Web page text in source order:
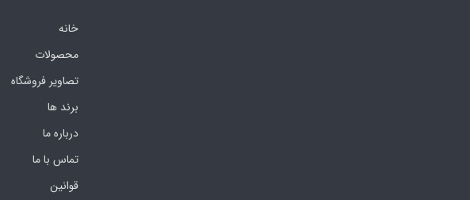
خانه
محصولات
تصاویر فروشگاه
برند ها
درباره ما
تماس با ما
قوانین